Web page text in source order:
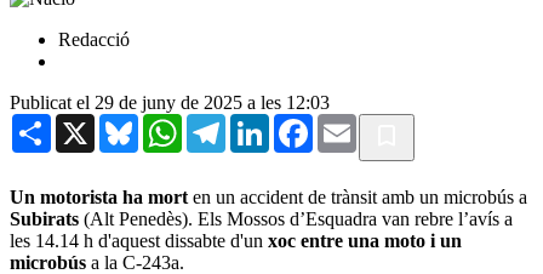
Redacció
Publicat el 29 de juny de 2025 a les 12:03
Share X BlueskyWhatsAppTelegramLinkedInFacebook
Email
Un motorista ha mort en un accident de trànsit amb un microbús a
Subirats (Alt Penedès). Els Mossos d’Esquadra van rebre l’avís a
les 14.14 h d'aquest dissabte d'un xoc entre una moto i un
microbús a la C-243a.